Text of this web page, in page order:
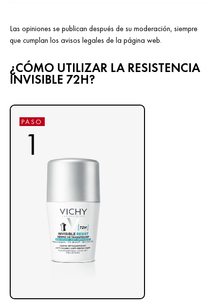
Las opiniones se publican después de su moderación, siempre
que cumplan los avisos legales de la página web.
¿CÓMO UTILIZAR LA RESISTENCIA
INVISIBLE 72H?
PASO
1